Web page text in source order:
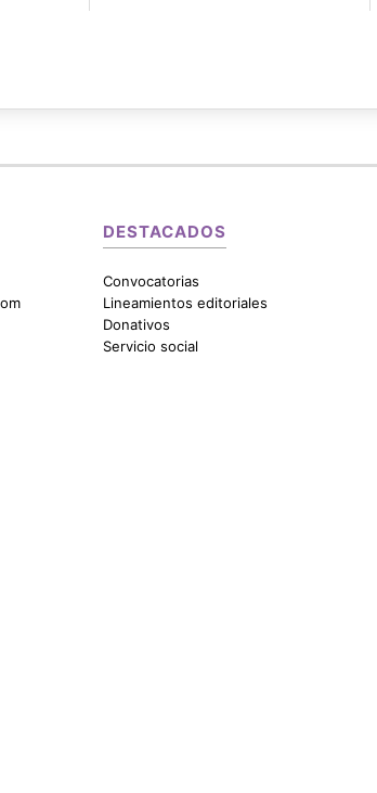
DESTACADOS
Convocatorias
Lineamientos editoriales
Donativos
Servicio social